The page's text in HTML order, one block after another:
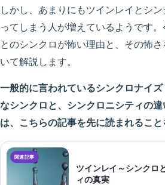
しかし、あまりにもツインレイとシ
ってしまう人が増えているようです
とのシンクロが怖い理由と、その怖
いて解説します。
一般的に言われているシンクロナイ
なシンクロと、シンクロニシティの
は、こちらの記事を先に読まれること
ツインレイ～シンクロ
ィの真実